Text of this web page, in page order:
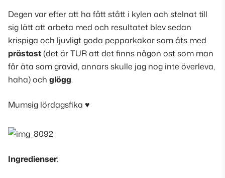
Degen var efter att ha fått stått i kylen och stelnat till
sig lätt att arbeta med och resultatet blev sedan
krispiga och ljuvligt goda pepparkakor som åts med
prästost(det är TUR att det finns någon ost som man
får äta som gravid, annars skulle jag nog inte överleva,
haha) och glögg.
Mumsig lördagsfika ♥
Ingredienser: